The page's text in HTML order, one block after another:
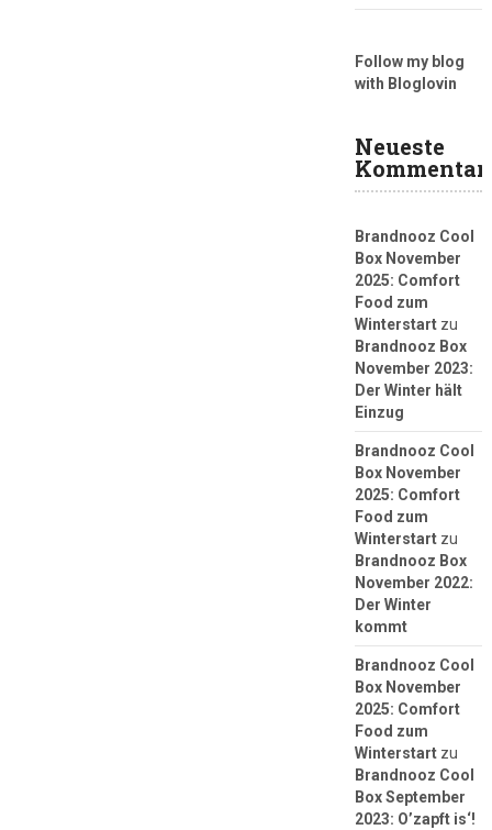
Follow my blog
with Bloglovin
Neueste
Brandnooz Cool
Box November
2025: Comfort
Food zum
Winterstartzu
Brandnooz Box
November 2023:
Der Winter hält
Einzug
Brandnooz Cool
Box November
2025: Comfort
Food zum
Winterstartzu
Brandnooz Box
November 2022:
Der Winter
kommt
Brandnooz Cool
Box November
2025: Comfort
Food zum
Winterstartzu
Brandnooz Cool
Box September
2023: O’zapft is‘!